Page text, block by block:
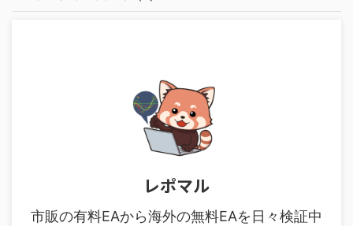
レポマル
市販の有料EAから海外の無料EAを日々検証中